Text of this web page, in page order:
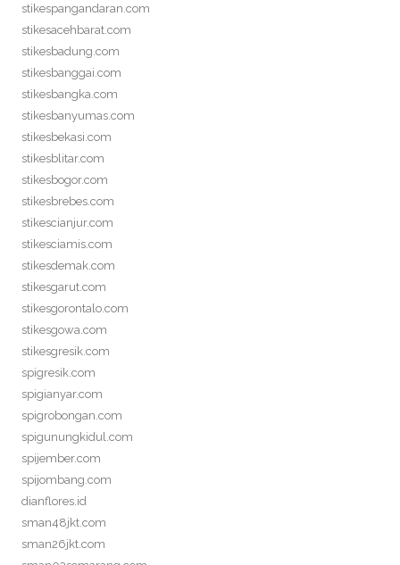
stikespangandaran.com
stikesacehbarat.com
stikesbadung.com
stikesbanggai.com
stikesbangka.com
stikesbanyumas.com
stikesbekasi.com
stikesblitar.com
stikesbogor.com
stikesbrebes.com
stikescianjur.com
stikesciamis.com
stikesdemak.com
stikesgarut.com
stikesgorontalo.com
stikesgowa.com
stikesgresik.com
spigresik.com
spigianyar.com
spigrobongan.com
spigunungkidul.com
spijember.com
spijombang.com
dianflores.id
sman48jkt.com
sman26jkt.com